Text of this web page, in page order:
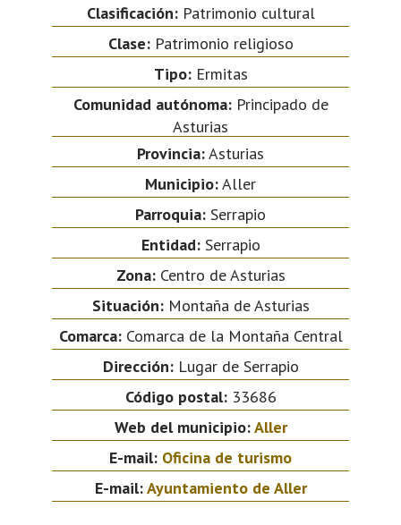
Clasificación:Patrimonio cultural
Clase:Patrimonio religioso
Tipo:Ermitas
Comunidad autónoma:Principado de
Asturias
Provincia:Asturias
Municipio:Aller
Parroquia: Serrapio
Entidad:Serrapio
Zona:Centro de Asturias
Situación:Montaña de Asturias
Comarca:Comarca de la Montaña Central
Dirección:Lugar de Serrapio
Código postal:33686
Web del municipio:Aller
E-mail: Oficina de turismo
E-mail:Ayuntamiento de Aller